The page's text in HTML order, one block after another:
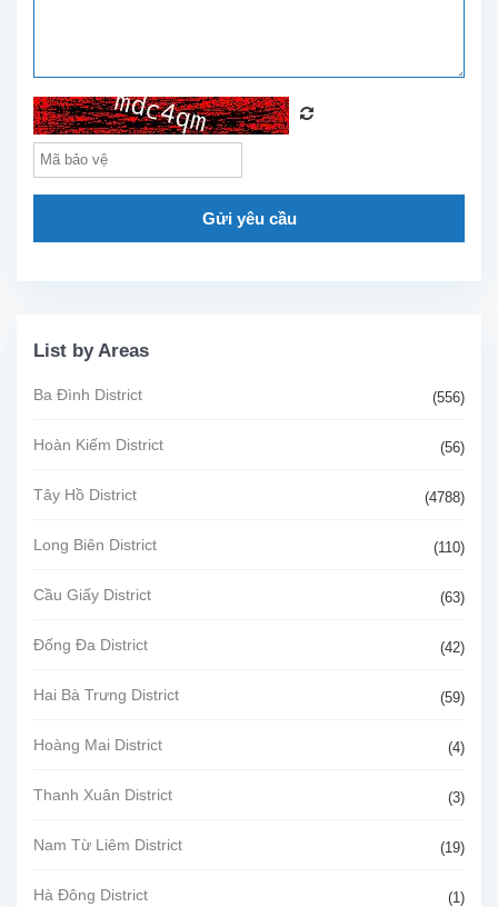
Gửi yêu cầu
List by Areas
Ba Đình District (556)
Hoàn Kiếm District (56)
Tây Hồ District (4788)
Long Biên District (110)
Cầu Giấy District (63)
Đống Đa District (42)
Hai Bà Trưng District (59)
Hoàng Mai District (4)
Thanh Xuân District (3)
Nam Từ Liêm District (19)
Hà Đông District (1)